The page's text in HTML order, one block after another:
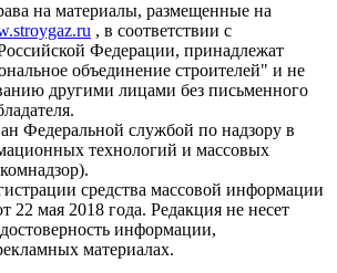
на материалы, размещенные на
, в соответствии с
Федерации, принадлежат
объединение строителей" и не
другими лицами без письменного
Федеральной службой по надзору в
технологий и массовых
средства массовой информации
мая 2018 года. Редакция не несет
информации,
материалах.